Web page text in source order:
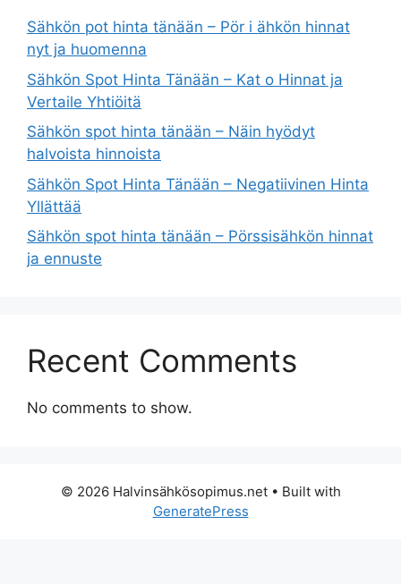
Sähkön pot hinta tänään – Pör i ähkön hinnat
nyt ja huomenna
Sähkön Spot Hinta Tänään – Kat o Hinnat ja
Vertaile Yhtiöitä
Sähkön spot hinta tänään – Näin hyödyt
halvoista hinnoista
Sähkön Spot Hinta Tänään – Negatiivinen Hinta
Yllättää
Sähkön spot hinta tänään – Pörssisähkön hinnat
ja ennuste
Recent Comments
No comments to show.
© 2026 Halvinsähkösopimus.net• Built with
GeneratePress